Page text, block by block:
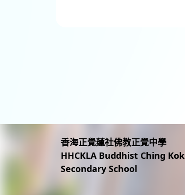
香海正覺蓮社佛教正覺中學
HHCKLA Buddhist Ching Kok
Secondary School